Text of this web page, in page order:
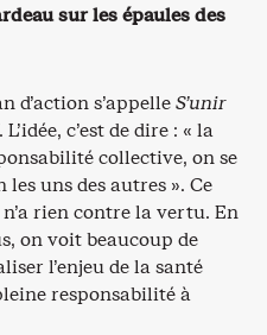
sur les épaules des
d’action s’appelleS’unir
. L’idée, c’est de dire : « la
collective, on se
uns des autres ». Ce
rien contre la vertu. En
on voit beaucoup de
l’enjeu de la santé
responsabilité à